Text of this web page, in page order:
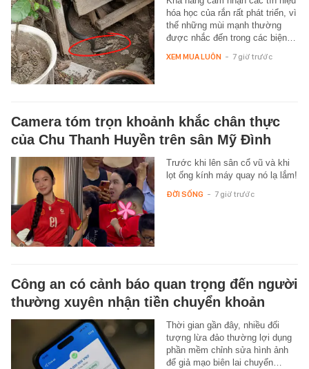
hóa học của rắn rất phát triển, vì
thế những mùi mạnh thường
được nhắc đến trong các biện…
XEM MUA LUÔN - 7 giờ trước
Camera tóm trọn khoảnh khắc chân thực
của Chu Thanh Huyền trên sân Mỹ Đình
Trước khi lên sân cổ vũ và khi
lọt ống kính máy quay nó lạ lắm!
ĐỜI SỐNG - 7 giờ trước
Công an có cảnh báo quan trọng đến người
thường xuyên nhận tiền chuyển khoản
Thời gian gần đây, nhiều đối
tượng lừa đảo thường lợi dụng
phần mềm chỉnh sửa hình ảnh
để giả mạo biên lai chuyển…